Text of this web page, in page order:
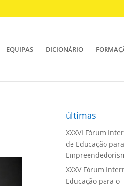
EQUIPAS DICIONÁRIO
últimas
XXXVI Fórum
de Educação
XXXV Fórum
Educação para o